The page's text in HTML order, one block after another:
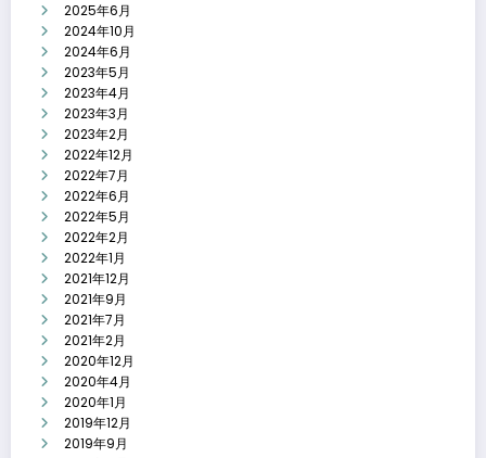
2025年6月
2024年10月
2024年6月
2023年5月
2023年4月
2023年3月
2023年2月
2022年12月
2022年7月
2022年6月
2022年5月
2022年2月
2022年1月
2021年12月
2021年9月
2021年7月
2021年2月
2020年12月
2020年4月
2020年1月
2019年12月
2019年9月